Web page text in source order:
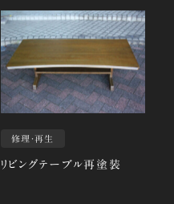
修理・再生
リビングテーブル再塗装